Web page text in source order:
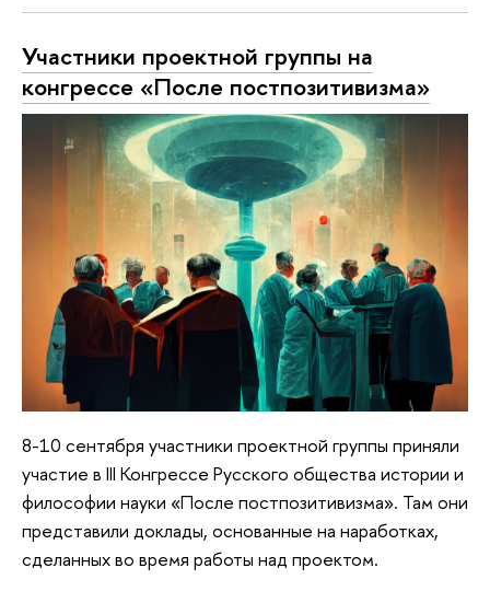
Участники проектной группы на
конгрессе «После постпозитивизма»
8-10 сентября участники проектной группы приняли
участие в III Конгрессе Русского общества истории и
философии науки «После постпозитивизма». Там они
представили доклады, основанные на наработках,
сделанных во время работы над проектом.